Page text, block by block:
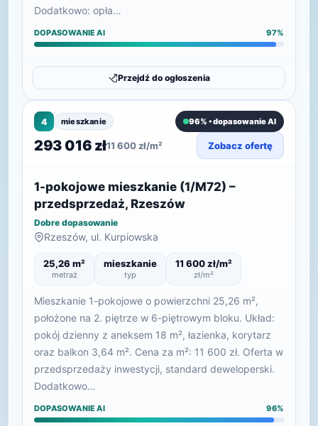
Dodatkowo: opła…
DOPASOWANIE AI 97%
Przejdź do ogłoszenia
4 mieszkanie 96% • dopasowanie AI
293 016 zł11 600 zł/m² Zobacz ofertę
1-pokojowe mieszkanie (1/M72) –
przedsprzedaż, Rzeszów
Dobre dopasowanie
Rzeszów, ul. Kurpiowska
25,26 m²
metraż
mieszkanie
typ
11 600 zł/m²
zł/m²
Mieszkanie 1-pokojowe o powierzchni 25,26 m²,
położone na 2. piętrze w 6-piętrowym bloku. Układ:
pokój dzienny z aneksem 18 m², łazienka, korytarz
oraz balkon 3,64 m². Cena za m²: 11 600 zł. Oferta w
przedsprzedaży inwestycji, standard deweloperski.
Dodatkowo…
DOPASOWANIE AI 96%